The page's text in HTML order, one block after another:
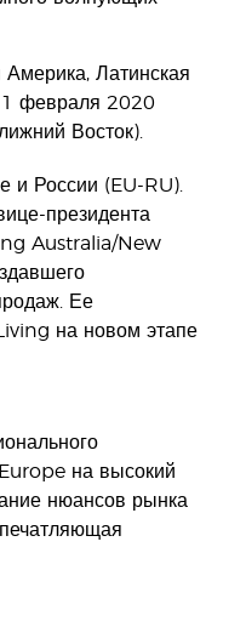
Латинская
1 февраля 2020
Восток).
и России (EU-RU).
президента
Australia/New
Ее
на новом этапе
на высокий
нюансов рынка